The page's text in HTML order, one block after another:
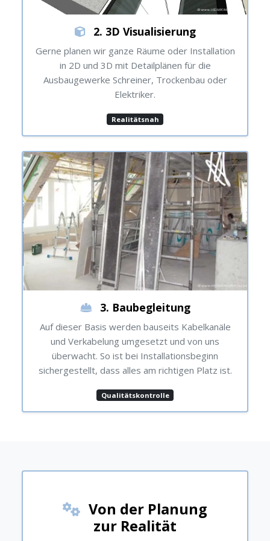
2. 3D Visualisierung
Gerne planen wir ganze Räume oder Installation
in 2D und 3D mit Detailplänen für die
Ausbaugewerke Schreiner, Trockenbau oder
Elektriker.
Realitätsnah
3. Baubegleitung
Auf dieser Basis werden bauseits Kabelkanäle
und Verkabelung umgesetzt und von uns
überwacht. So ist bei Installationsbeginn
sichergestellt, dass alles am richtigen Platz ist.
Qualitätskontrolle
Von der Planung
zur Realität